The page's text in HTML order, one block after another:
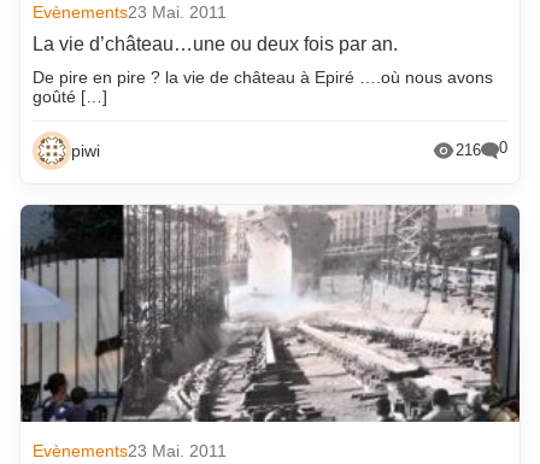
Evènements23 Mai. 2011
La vie d’château…une ou deux fois par an.
De pire en pire ? la vie de château à Epiré ….où nous avons
goûté […]
piwi 216 0
Evènements23 Mai. 2011